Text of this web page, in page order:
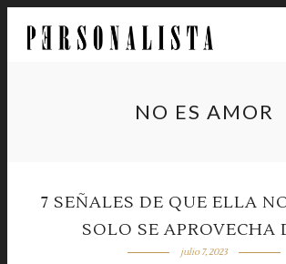
NO ES AMOR
7 SEÑALES DE QUE ELLA
SOLO SE APROVECHA
julio 7, 2023